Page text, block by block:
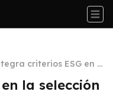
criterios ESG en l
de inversiones
la selección